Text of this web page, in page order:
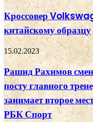
Кроссовер
китайскому образцу
15.02.2023
Рашид Рахимов
посту главного
занимает второе
РБК Спорт